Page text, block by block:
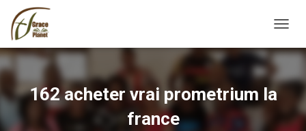
162 acheter vrai prometrium la
france